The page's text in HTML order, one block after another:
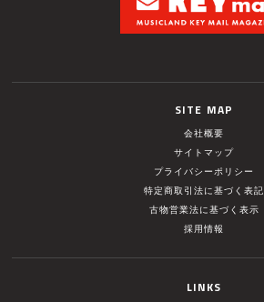
SITE MAP
会社概要
サイトマップ
プライバシーポリシー
特定商取引法に基づく表記
古物営業法に基づく表示
採用情報
LINKS